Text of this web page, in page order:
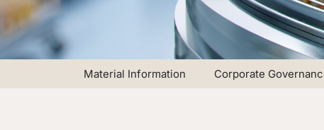
Material Information Corporate